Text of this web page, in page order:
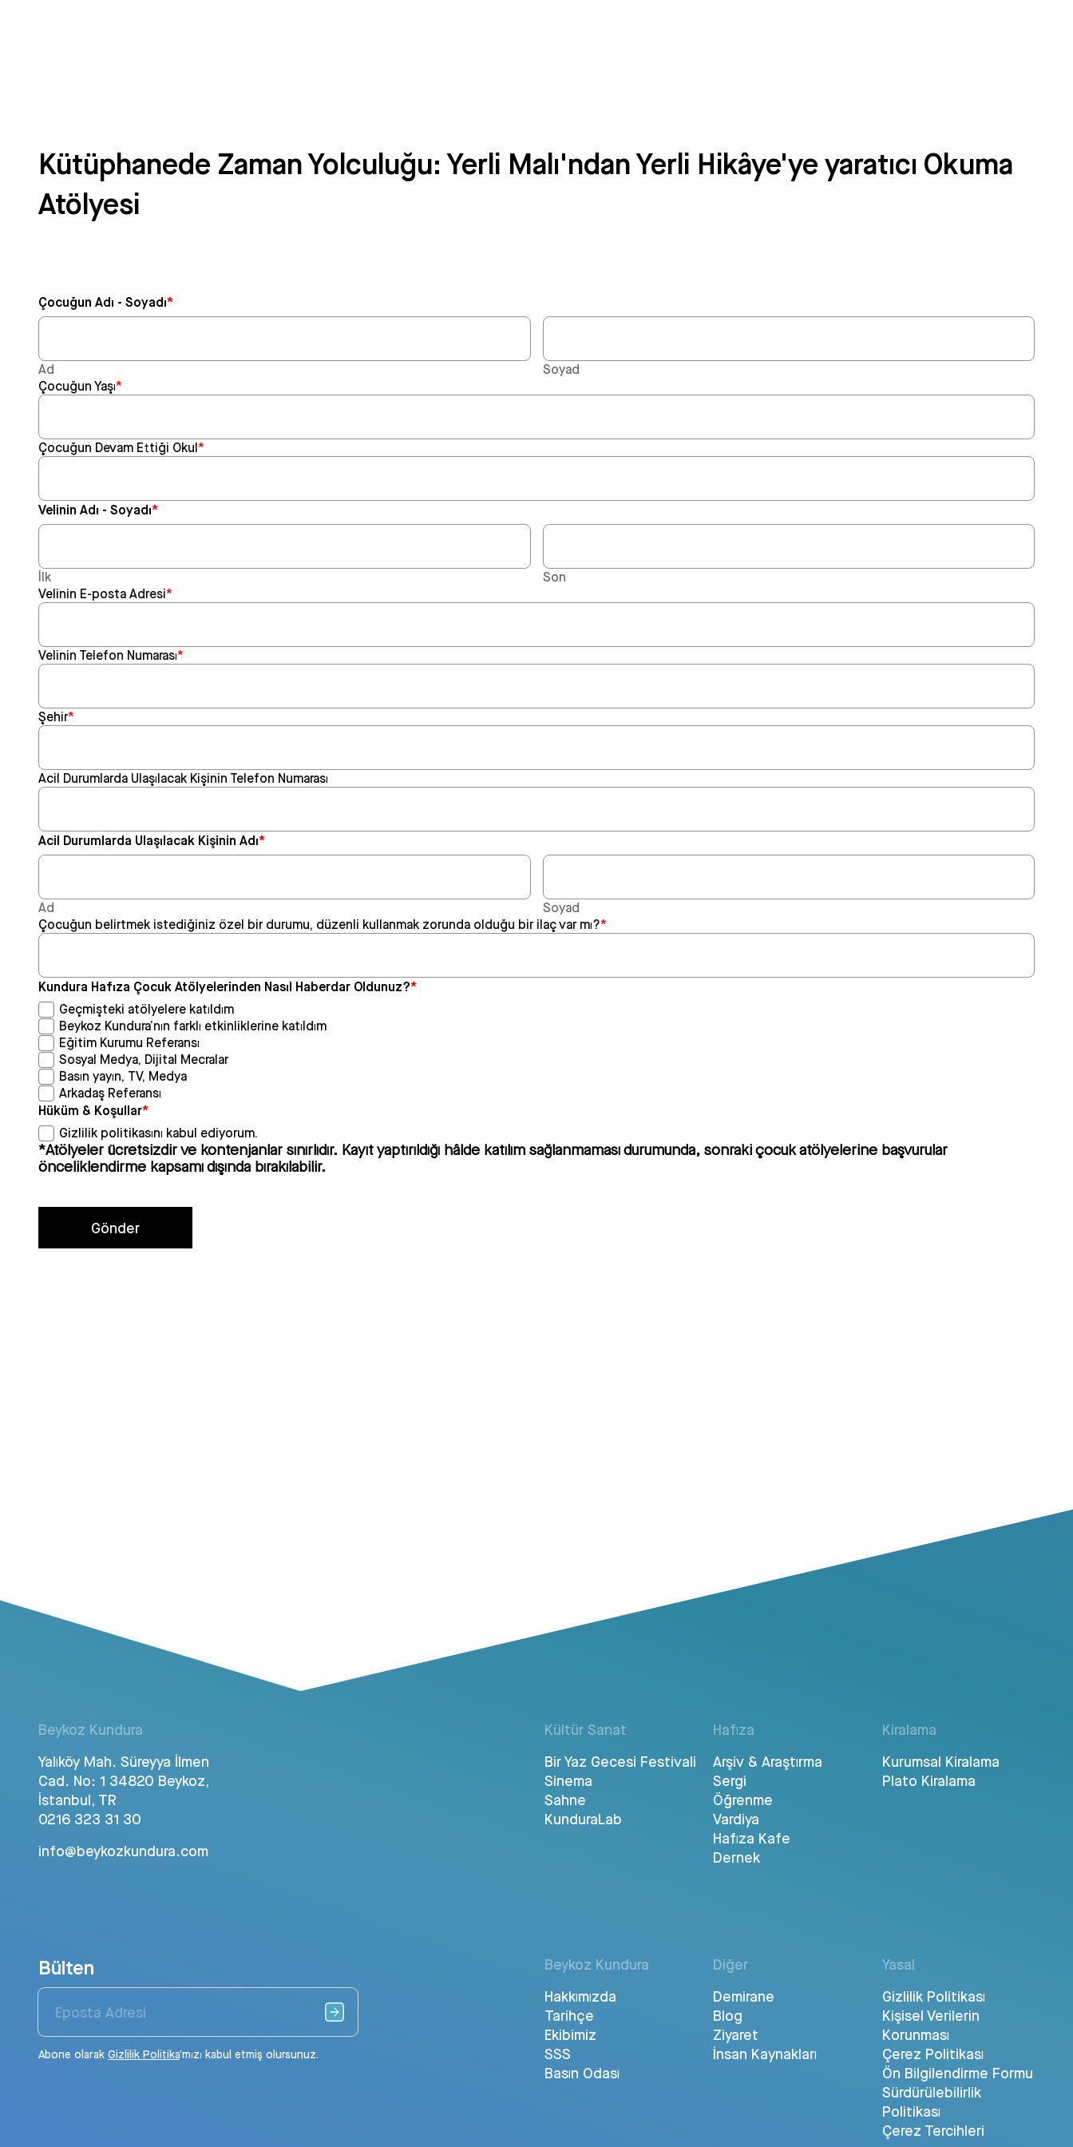
Kütüphanede Zaman Yolculuğu: Yerli Malı'ndan Yerli Hikâye'ye yaratıcı Okuma
Atölyesi
Çocuğun Adı - Soyadı*
Ad
Soyad
Çocuğun Yaşı*
Çocuğun Devam Ettiği Okul*
Velinin Adı - Soyadı*
İlk
Son
Velinin E-posta Adresi*
Velinin Telefon Numarası*
Şehir*
Acil Durumlarda Ulaşılacak Kişinin Telefon Numarası
Acil Durumlarda Ulaşılacak Kişinin Adı*
Ad
Soyad
Çocuğun belirtmek istediğiniz özel bir durumu, düzenli kullanmak zorunda olduğu bir ilaç var mı?*
Kundura Hafıza Çocuk Atölyelerinden Nasıl Haberdar Oldunuz?*
Geçmişteki atölyelere katıldım
Beykoz Kundura’nın farklı etkinliklerine katıldım
Eğitim Kurumu Referansı
Sosyal Medya, Dijital Mecralar
Basın yayın, TV, Medya
Arkadaş Referansı
Hüküm & Koşullar*
Gizlilik politikasını kabul ediyorum.
*Atölyeler ücretsizdir ve kontenjanlar sınırlıdır. Kayıt yaptırıldığı hâlde katılım sağlanmaması durumunda, sonraki çocuk atölyelerine başvurular
önceliklendirme kapsamı dışında bırakılabilir.
Gönder
Beykoz Kundura
Yalıköy Mah. Süreyya İlmen
Cad. No: 1 34820 Beykoz,
İstanbul, TR
0216 323 31 30
info@beykozkundura.com
Kültür Sanat
Bir Yaz Gecesi Festivali
Sinema
Sahne
KunduraLab
Hafıza
Arşiv & Araştırma
Sergi
Öğrenme
Vardiya
Hafıza Kafe
Dernek
Kiralama
Kurumsal Kiralama
Plato Kiralama
Bülten
Abone olarak Gizlilik Politika’mızı kabul etmiş olursunuz.
Beykoz Kundura
Hakkımızda
Tarihçe
Ekibimiz
SSS
Basın Odası
Diğer
Demirane
Blog
Ziyaret
İnsan Kaynakları
Yasal
Gizlilik Politikası
Kişisel Verilerin
Korunması
Çerez Politikası
Ön Bilgilendirme Formu
Sürdürülebilirlik
Politikası
Çerez Tercihleri